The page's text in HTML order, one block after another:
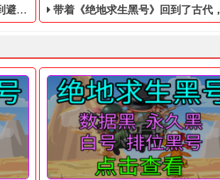
！ 带着《绝地求生黑号》回到了古代，选哪个才能成为国王呢？